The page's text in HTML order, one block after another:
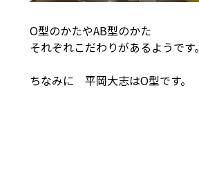
O型のかたやAB型のかた
それぞれこだわりがあるようです。
ちなみに 平岡大志はO型です。